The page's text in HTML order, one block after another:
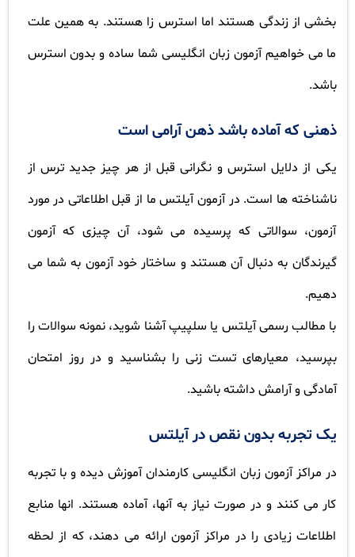
بخشی از زندگی هستند اما استرس زا هستند. به همین علت
ما می خواهیم آزمون زبان انگلیسی شما ساده و بدون استرس
باشد.
ذهنی که آماده باشد ذهن آرامی است
یکی از دلایل استرس و نگرانی قبل از هر چیز جدید ترس از
ناشناخته ها است. در آزمون آیلتس ما از قبل اطلاعاتی در مورد
آزمون، سوالاتی که پرسیده می شود، آن چیزی که آزمون
گیرندگان به دنبال آن هستند و ساختار خود آزمون به شما می
دهیم.
با مطالب رسمی آیلتس یا سلپیپ آشنا شوید، نمونه سوالات را
بپرسید، معیارهای تست زنی را بشناسید و در روز امتحان
آمادگی و آرامش داشته باشید.
یک تجربه بدون نقص در آیلتس
در مراکز آزمون زبان انگلیسی کارمندان آموزش دیده و با تجربه
کار می کنند و در صورت نیاز به آنها، آماده هستند. انها منابع
اطلاعات زیادی را در مراکز آزمون ارائه می دهند، که از لحظه